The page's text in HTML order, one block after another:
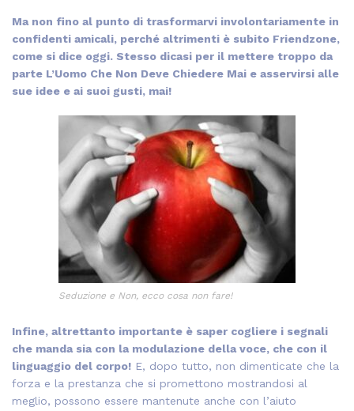
Ma non fino al punto di trasformarvi involontariamente in
confidenti amicali, perché altrimenti è subito Friendzone,
come si dice oggi. Stesso dicasi per il mettere troppo da
parte L’Uomo Che Non Deve Chiedere Mai e asservirsi alle
sue idee e ai suoi gusti, mai!
Seduzione e Non, ecco cosa non fare!
Infine, altrettanto importante è saper cogliere i segnali
che manda sia con la modulazione della voce, che con il
linguaggio del corpo! E, dopo tutto, non dimenticate che la
forza e la prestanza che si promettono mostrandosi al
meglio, possono essere mantenute anche con l’aiuto